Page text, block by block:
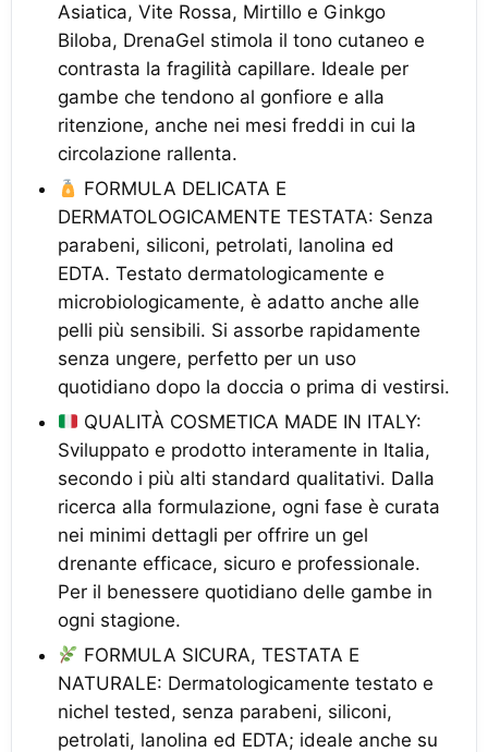
Asiatica, Vite Rossa, Mirtillo e Ginkgo
Biloba, DrenaGel stimola il tono cutaneo e
contrasta la fragilità capillare. Ideale per
gambe che tendono al gonfiore e alla
ritenzione, anche nei mesi freddi in cui la
circolazione rallenta.
FORMULA DELICATA E
DERMATOLOGICAMENTE TESTATA: Senza
parabeni, siliconi, petrolati, lanolina ed
EDTA. Testato dermatologicamente e
microbiologicamente, è adatto anche alle
pelli più sensibili. Si assorbe rapidamente
senza ungere, perfetto per un uso
quotidiano dopo la doccia o prima di vestirsi.
QUALITÀ COSMETICA MADE IN ITALY:
Sviluppato e prodotto interamente in Italia,
secondo i più alti standard qualitativi. Dalla
ricerca alla formulazione, ogni fase è curata
nei minimi dettagli per offrire un gel
drenante efficace, sicuro e professionale.
Per il benessere quotidiano delle gambe in
ogni stagione.
FORMULA SICURA, TESTATA E
NATURALE: Dermatologicamente testato e
nichel tested, senza parabeni, siliconi,
petrolati, lanolina ed EDTA; ideale anche su